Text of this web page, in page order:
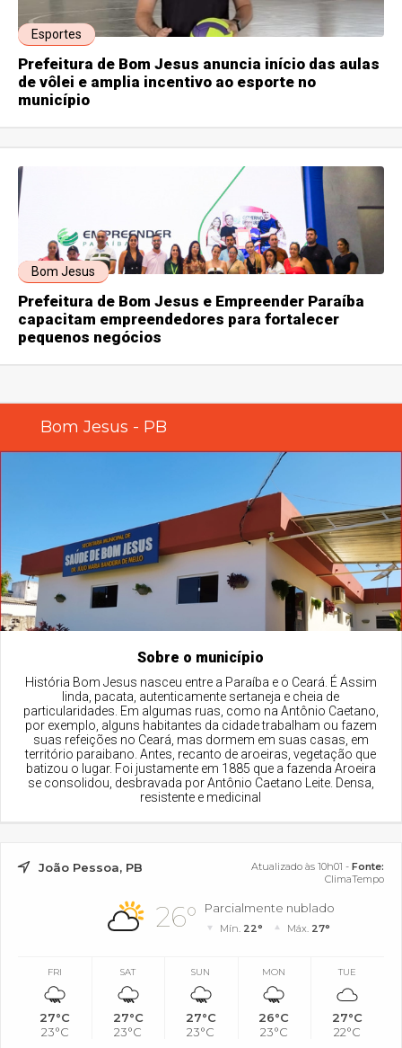
Esportes
Prefeitura de Bom Jesus anuncia início das aulas
de vôlei e amplia incentivo ao esporte no
município
Bom Jesus
Prefeitura de Bom Jesus e Empreender Paraíba
capacitam empreendedores para fortalecer
pequenos negócios
Bom Jesus - PB
Sobre o município
História Bom Jesus nasceu entre a Paraíba e o Ceará. É Assim
linda, pacata, autenticamente sertaneja e cheia de
particularidades. Em algumas ruas, como na Antônio Caetano,
por exemplo, alguns habitantes da cidade trabalham ou fazem
suas refeições no Ceará, mas dormem em suas casas, em
território paraibano. Antes, recanto de aroeiras, vegetação que
batizou o lugar. Foi justamente em 1885 que a fazenda Aroeira
se consolidou, desbravada por Antônio Caetano Leite. Densa,
resistente e medicinal
João Pessoa, PB Atualizado às 10h01 - Fonte:
ClimaTempo
26° Parcialmente nublado
Mín. 22° Máx. 27°
FRI
27°C
23°C
SAT
27°C
23°C
SUN
27°C
23°C
MON
26°C
23°C
TUE
27°C
22°C